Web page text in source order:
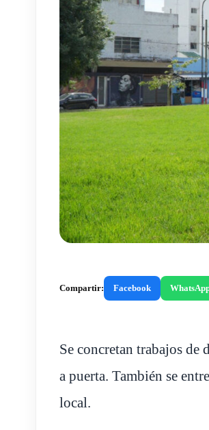
Compartir: Facebook
Se concretan trabajos
a puerta. También se
local.